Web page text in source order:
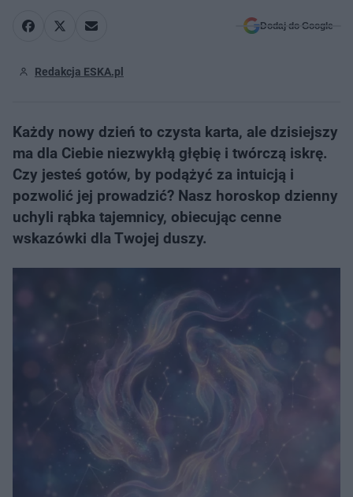
Dodaj do Google
Redakcja ESKA.pl
Każdy nowy dzień to czysta karta, ale dzisiejszy
ma dla Ciebie niezwykłą głębię i twórczą iskrę.
Czy jesteś gotów, by podążyć za intuicją i
pozwolić jej prowadzić? Nasz horoskop dzienny
uchyli rąbka tajemnicy, obiecując cenne
wskazówki dla Twojej duszy.